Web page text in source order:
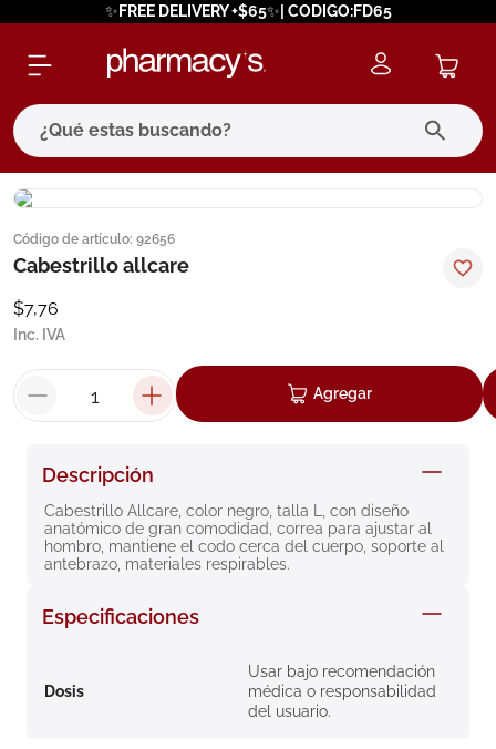
✨FREE DELIVERY +$65✨| CODIGO:FD65
¿Qué estas buscando?
Código de artículo: 92656
Cabestrillo allcare
$7,76
Inc. IVA
Agregar
Descripción
Cabestrillo Allcare, color negro, talla L, con diseño
anatómico de gran comodidad, correa para ajustar al
hombro, mantiene el codo cerca del cuerpo, soporte al
antebrazo, materiales respirables.
Especificaciones
Dosis
Usar bajo recomendación
médica o responsabilidad
del usuario.
términos más buscados
1. eucerin
cerave
7. isdin
8. roche posay
9. megacistin